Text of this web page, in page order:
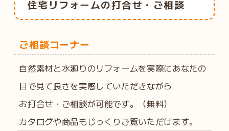
住宅リフォームの打合せ・ご相談
ご相談コーナー
自然素材と水廻りのリフォームを実際にあなたの
目で見て良さを実感していただきながら
お打合せ・ご相談が可能です。（無料）
カタログや商品もじっくりご覧いただけます。